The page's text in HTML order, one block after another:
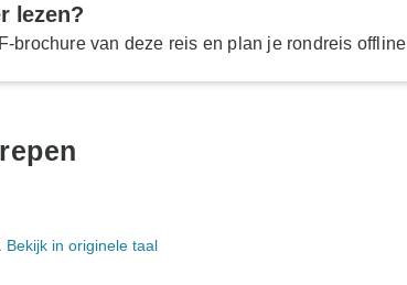
lezen?
brochure van deze reis en plan je rondreis offline
Bekijk in originele taal